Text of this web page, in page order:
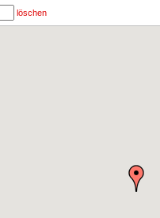
löschen